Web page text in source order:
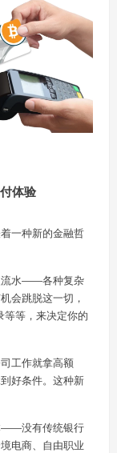
体验
一种新的金融哲
流水——各种复杂
会跳脱这一切，
等，来决定你的
工作就拿高额
好条件。这种新
——没有传统银行
电商、自由职业